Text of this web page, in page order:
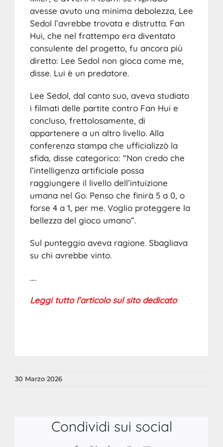
avesse avuto una minima debolezza, Lee
Sedol l’avrebbe trovata e distrutta. Fan
Hui, che nel frattempo era diventato
consulente del progetto, fu ancora più
diretto: Lee Sedol non gioca come me,
disse. Lui è un predatore.
Lee Sedol, dal canto suo, aveva studiato
i filmati delle partite contro Fan Hui e
concluso, frettolosamente, di
appartenere a un altro livello. Alla
conferenza stampa che ufficializzò la
sfida, disse categorico: “Non credo che
l’intelligenza artificiale possa
raggiungere il livello dell’intuizione
umana nel Go. Penso che finirà 5 a 0, o
forse 4 a 1, per me. Voglio proteggere la
bellezza del gioco umano”.
Sul punteggio aveva ragione. Sbagliava
su chi avrebbe vinto.
….
Leggi tutto l’articolo sul sito dedicato
30 Marzo 2026
Condividi sui social